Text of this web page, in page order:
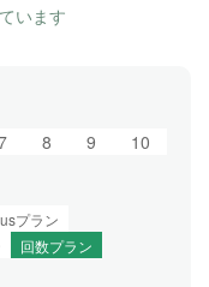
います
8 9
10
プラン
回数プラン